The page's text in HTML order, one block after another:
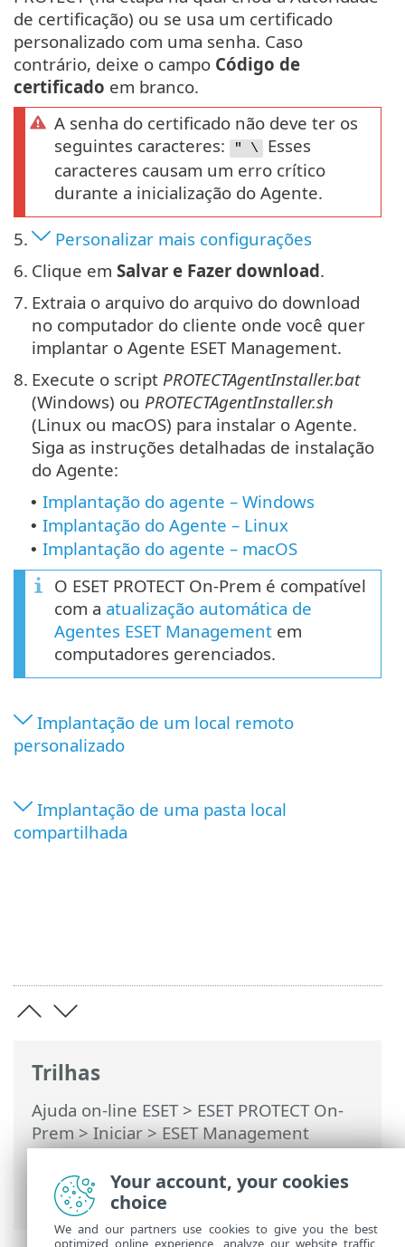
Trilhas
Ajuda on-line ESET> ESET PROTECT On-
Prem>Iniciar>ESET Management
Implantação do agente>Implantação
local> Criar instalador de script do
Agente
de certificação) ou se usa um certificado
personalizado com uma senha. Caso
contrário, deixe o campo Código de
certificado em branco.
A senha do certificado não deve ter os
seguintes caracteres:
" \
Esses
caracteres causam um erro crítico
durante a inicialização do Agente.
5.
Personalizar mais configurações
6. Clique em Salvar e Fazer download.
7. Extraia o arquivo do arquivo do download
no computador do cliente onde você quer
implantar o Agente ESET Management.
8. Execute o script PROTECTAgentInstaller.bat
(Windows) ou PROTECTAgentInstaller.sh
(Linux ou macOS) para instalar o Agente.
Siga as instruções detalhadas de instalação
do Agente:
• Implantação do agente – Windows
• Implantação do Agente – Linux
• Implantação do agente – macOS
O ESET PROTECT On-Prem é compatível
com a atualização automática de
Agentes ESET Management em
computadores gerenciados.
Implantação de um local remoto
personalizado
Implantação de uma pasta local
compartilhada
Your account, your cookies
choice
We and our partners use cookies to give you the best
optimized online experience, analyze our website traffic,